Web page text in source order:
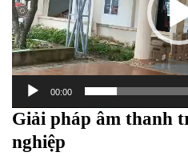
00:00
Giải pháp âm thanh
nghiệp